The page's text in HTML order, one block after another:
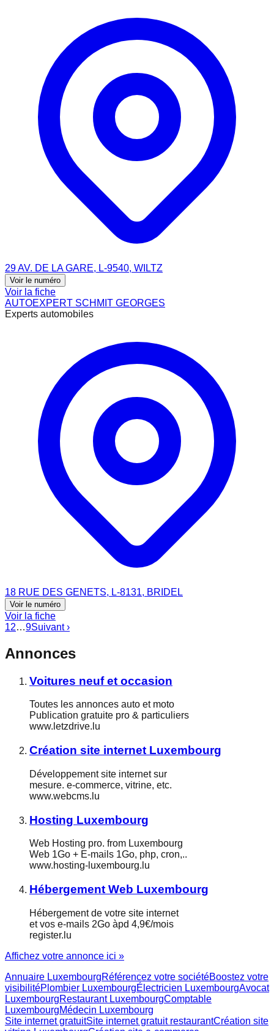
29 AV. DE LA GARE, L-9540, WILTZ
Voir le numéro
Voir la fiche
AUTOEXPERT SCHMIT GEORGES
Experts automobiles
18 RUE DES GENETS, L-8131, BRIDEL
Voir le numéro
Voir la fiche
12…9Suivant ›
Annonces
Voitures neuf et occasion
Toutes les annonces auto et moto
Publication gratuite pro & particuliers
www.letzdrive.lu
Création site internet Luxembourg
Développement site internet sur
mesure. e-commerce, vitrine, etc.
www.webcms.lu
Hosting Luxembourg
Web Hosting pro. from Luxembourg
Web 1Go + E-mails 1Go, php, cron,..
www.hosting-luxembourg.lu
Hébergement Web Luxembourg
Hébergement de votre site internet
et vos e-mails 2Go àpd 4,9€/mois
register.lu
Affichez votre annonce ici »
Annuaire LuxembourgRéférencez votre sociétéBoostez votre
visibilitéPlombier LuxembourgÉlectricien LuxembourgAvocat
LuxembourgRestaurant LuxembourgComptable
LuxembourgMédecin Luxembourg
Site internet gratuitSite internet gratuit restaurantCréation site